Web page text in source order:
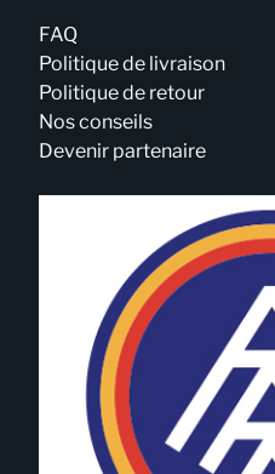
FAQ
Politique de livraison
Politique de retour
Nos conseils
Devenir partenaire